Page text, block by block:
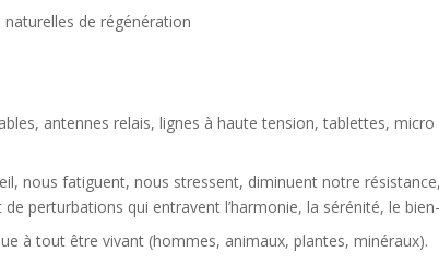
de régénération
antennes relais, lignes à haute tension, tablettes,
nous fatiguent, nous stressent, diminuent notre
perturbations qui entravent l’harmonie, la sérénité, le
à tout être vivant (hommes, animaux, plantes, minéraux).